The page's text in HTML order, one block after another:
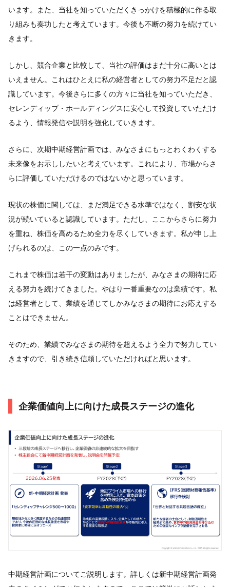
います。また、当社を知っていただくきっかけを積極的に作る取
り組みも奏功したと考えています。今後も不断の努力を続けてい
きます。
しかし、競合企業と比較して、当社の評価はまだ十分に高いとは
いえません。これはひとえに私の経営者としての努力不足だと認
識しています。今後さらに多くの方々に当社を知っていただき、
セレンディップ・ホールディングスに安心して投資していただけ
るよう、情報発信や説明を強化していきます。
さらに、次期中期経営計画では、みなさまにもっとわくわくする
未来像をお示ししたいと考えています。これにより、市場からさ
らに評価していただけるのではないかと思っています。
現状の株価に関しては、まだ満足できる水準ではなく、割安な状
況が続いていると認識しています。ただし、ここからさらに努力
を重ね、株価を高めるため全力を尽くしていきます。私が申し上
げられるのは、この一点のみです。
これまで株価は若干の変動はありましたが、みなさまの期待に応
える努力を続けてきました。やはり一番重要なのは業績です。私
は経営者として、業績を通じてしかみなさまの期待にお応えする
ことはできません。
そのため、業績でみなさまの期待を超えるよう全力で努力してい
きますので、引き続き信頼していただければと思います。
企業価値向上に向けた成長ステージの進化
中期経営計画についてご説明します。詳しくは新中期経営計画発